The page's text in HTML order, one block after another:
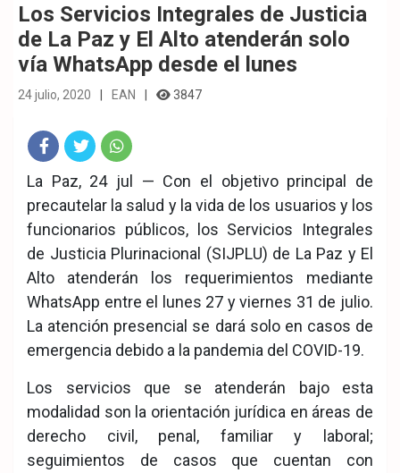
Los Servicios Integrales de Justicia
de La Paz y El Alto atenderán solo
vía WhatsApp desde el lunes
24 julio, 2020 EAN 3847
Fac
eb
ook
Twit
ter
Wha
tsA
pp
La Paz, 24 jul — Con el objetivo principal de
precautelar la salud y la vida de los usuarios y los
funcionarios públicos, los Servicios Integrales
de Justicia Plurinacional (SIJPLU) de La Paz y El
Alto atenderán los requerimientos mediante
WhatsApp entre el lunes 27 y viernes 31 de julio.
La atención presencial se dará solo en casos de
emergencia debido a la pandemia del COVID-19.
Los servicios que se atenderán bajo esta
modalidad son la orientación jurídica en áreas de
derecho civil, penal, familiar y laboral;
seguimientos de casos que cuentan con